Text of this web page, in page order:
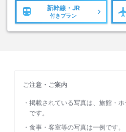
新幹線・JR
付きプラン
ご注意・ご案内
掲載されている写真は、旅館・
です。
食事・客室等の写真は一例です。